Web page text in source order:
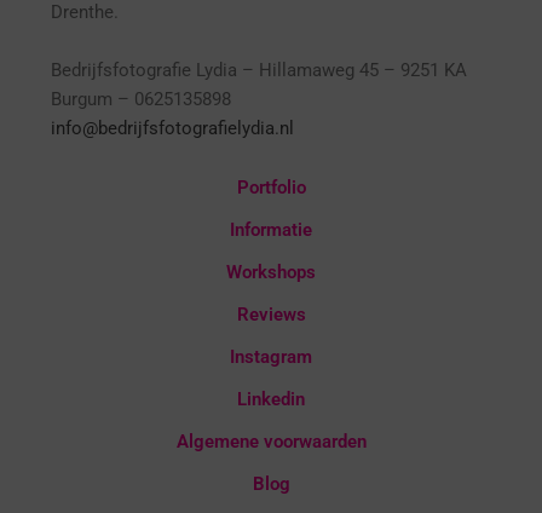
Drenthe.
Bedrijfsfotografie Lydia – Hillamaweg 45 – 9251 KA
Burgum – 0625135898
info@bedrijfsfotografielydia.nl
Portfolio
Informatie
Workshops
Reviews
Instagram
Linkedin
Algemene voorwaarden
Blog